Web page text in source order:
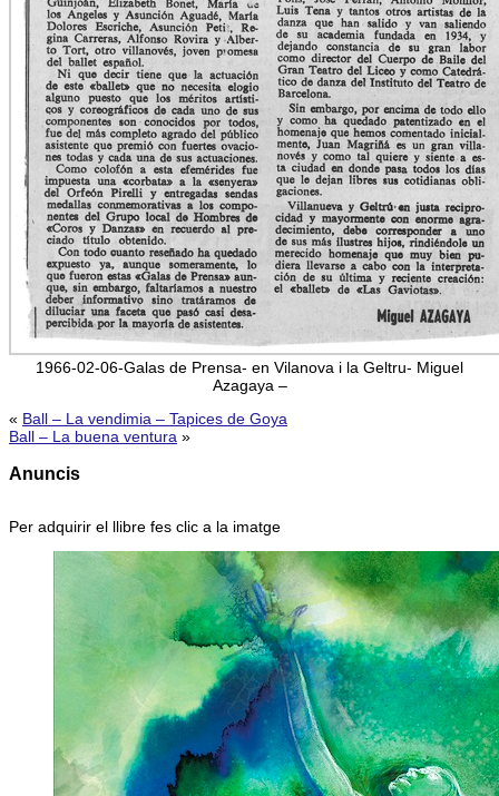
1966-02-06-Galas de Prensa- en Vilanova i la Geltru- Miguel
Azagaya –
« Ball – La vendimia – Tapices de Goya
Ball – La buena ventura »
Anuncis
Per adquirir el llibre fes clic a la imatge